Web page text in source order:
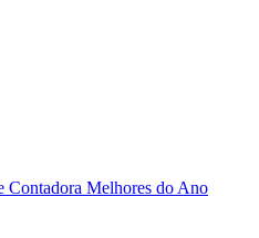
Contadora Melhores do Ano